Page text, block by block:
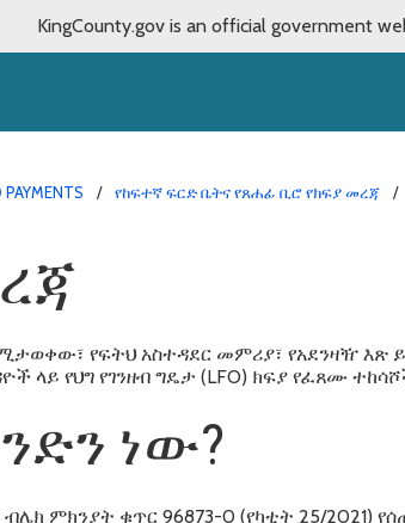
KingCounty.gov is an official government
PAYMENTS የከፍተኛ ፍርድ ቤትና የጸሐፊ ቢሮ የክፍያ መረጃ
የፍትህ አስተዳደር መምሪያ፣ የአደንዛዥ እጽ
ላይ የህግ የገንዘብ ግዴታ (LFO) ክፍያ የፈጸሙ
ነው?
ምክንያት ቁጥር 96873-0 (የካቲት 25/2021)